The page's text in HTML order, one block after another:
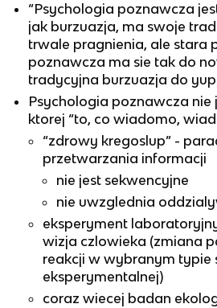
“Psychologia poznawcza
jak burzuazja, ma swoje
trwale pragnienia, ale stara
poznawcza ma sie tak do
tradycyjna burzuazja do
Psychologia poznawcza nie
ktorej “to, co wiadomo,
“zdrowy kregoslup” -
przetwarzania informacji
nie jest sekwencyjne
nie uwzglednia
eksperyment
wizja czlowieka (zmiana
reakcji w wybranym typie
eksperymentalnej)
coraz wiecej badan